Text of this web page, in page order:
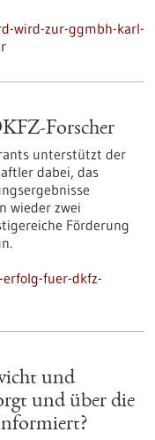
wird-zur-ggmbh-karl-
Forscher
unterstützt der
dabei, das
wieder zwei
Förderung
fuer-dkfz-
und
und über die